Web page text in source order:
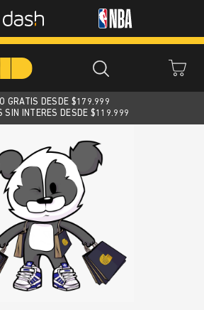
GRATIS DESDE $179.999
SIN INTERES DESDE $119.999